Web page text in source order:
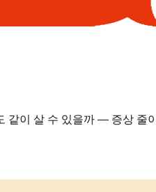
같이 살 수 있을까 — 증상 줄